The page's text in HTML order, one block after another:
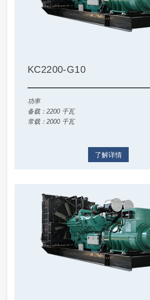
KC2200-G10
功率
备载：2200 千瓦
常载：2000 千瓦
了解详情